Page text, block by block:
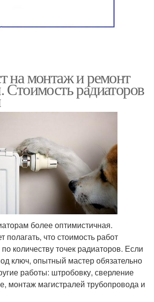
на монтаж и ремонт
Стоимость радиаторов
более оптимистичная.
что стоимость работ
по количеству точек радиаторов. Если
ключ, опытный мастер обязательно
работы: штробовку, сверление
монтаж магистралей трубопровода и